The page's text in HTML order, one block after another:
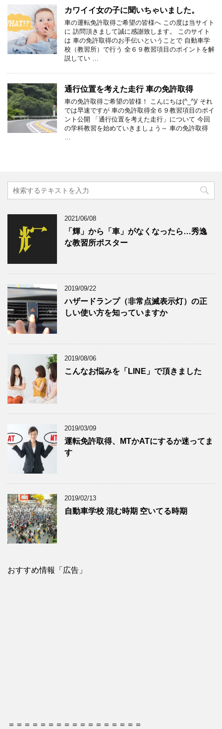
カワイイ女の子に聞いちゃいました。
車の運転免許取得ご希望の皆様へ この度は当サイト
に 訪問頂きまして誠に感謝致します。 このサイト
は 車の免許取得のお手伝いということで 自動車学
校（教習所）で行う 全６９教習項目のポイントを解
説してい …
通行位置を考えた走行 車の免許取得
車の免許取得ご希望の皆様！ こんにちは(^_^)/ それ
では早速ですが 車の免許取得全６９教習項目のポイ
ント公開 「通行位置を考えた走行」について 今回
の学科教習を始めていきましょう～ 車の免許取得
…
2021/06/08
「輝」から「車」がなくなったら…秀逸
な教習所ポスター
2019/09/22
ハザードランプ（非常点滅表示灯）の正
しい使い方を知っていますか
2019/08/06
こんなお悩みを「LINE」で頂きました
2019/03/09
運転免許取得、MTかATにするか迷ってま
す
2019/02/13
自動車学校 混む時期 空いてる時期
おすすめ情報「広告」
＝＝＝＝＝＝＝＝＝＝＝＝＝＝＝＝＝